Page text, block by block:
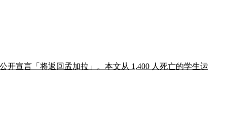
开宣言「将返回孟加拉」。本文从 1,400 人死亡的学生运